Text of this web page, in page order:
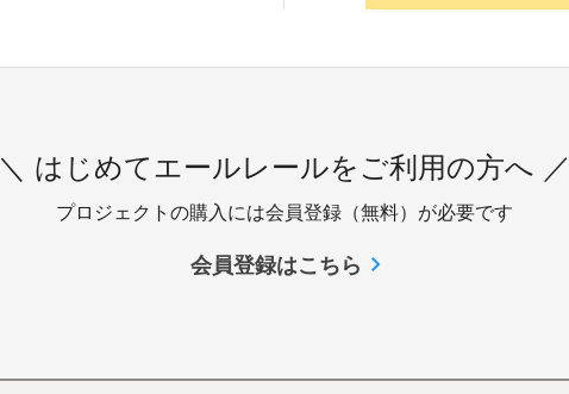
＼ はじめてエールレールをご利用の方へ ／
プロジェクトの購入には会員登録（無料）が必要です
会員登録はこちら